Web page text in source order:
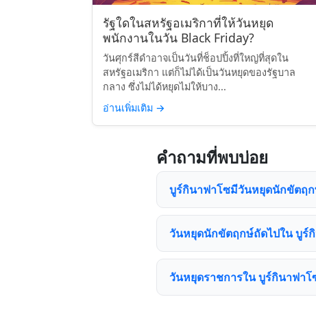
รัฐใดในสหรัฐอเมริกาที่ให้วันหยุด
พนักงานในวัน Black Friday?
วันศุกร์สีดำอาจเป็นวันที่ช็อปปิ้งที่ใหญ่ที่สุดใน
สหรัฐอเมริกา แต่ก็ไม่ได้เป็นวันหยุดของรัฐบาล
กลาง ซึ่งไม่ได้หยุดไม่ให้บาง...
อ่านเพิ่มเติม →
คำถามที่พบบ่อย
บูร์กินาฟาโซมีวันหยุดนักขัตฤ
วันหยุดนักขัตฤกษ์ถัดไปใน บูร์
วันหยุดราชการใน บูร์กินาฟา